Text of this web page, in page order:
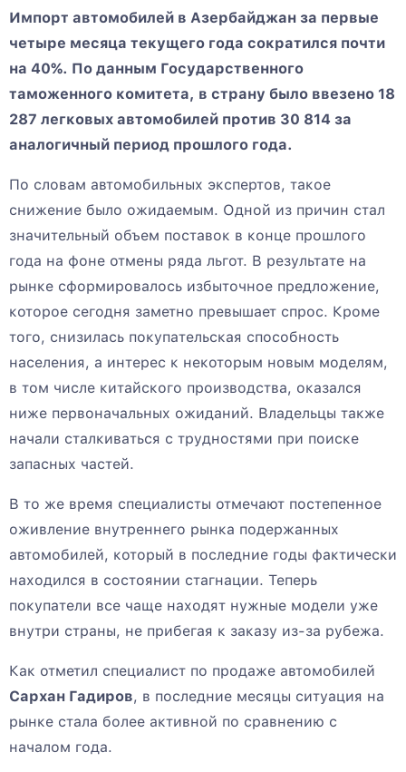
Импорт автомобилей в Азербайджан за первые
четыре месяца текущего года сократился почти
на 40%. По данным Государственного
таможенного комитета, в страну было ввезено 18
287 легковых автомобилей против 30 814 за
аналогичный период прошлого года.
По словам автомобильных экспертов, такое
снижение было ожидаемым. Одной из причин стал
значительный объем поставок в конце прошлого
года на фоне отмены ряда льгот. В результате на
рынке сформировалось избыточное предложение,
которое сегодня заметно превышает спрос. Кроме
того, снизилась покупательская способность
населения, а интерес к некоторым новым моделям,
в том числе китайского производства, оказался
ниже первоначальных ожиданий. Владельцы также
начали сталкиваться с трудностями при поиске
запасных частей.
В то же время специалисты отмечают постепенное
оживление внутреннего рынка подержанных
автомобилей, который в последние годы фактически
находился в состоянии стагнации. Теперь
покупатели все чаще находят нужные модели уже
внутри страны, не прибегая к заказу из-за рубежа.
Как отметил специалист по продаже автомобилей
Сархан Гадиров, в последние месяцы ситуация на
рынке стала более активной по сравнению с
началом года.